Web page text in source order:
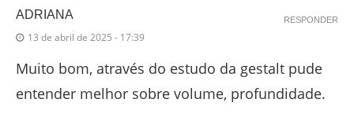
ADRIANA
13 de abril de 2025 - 17:39
Muito bom, através do estudo da gestalt pude
entender melhor sobre volume, profundidade.
RESPONDER